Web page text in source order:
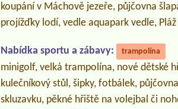
koupání v Máchově jezeře, půjčovna
projížďky lodí, vedle aquapark vedle,
Nabídka sportu a zábavy: trampolína
minigolf, velká trampolína, nové dětské
kulečníkový stůl, šipky, fotbálek,
skluzavku, pěkné hřiště na volejbal či